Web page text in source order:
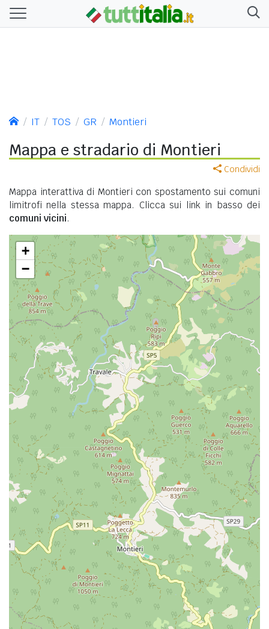
IT TOS GR Montieri
Mappa e stradario di Montieri
Condividi
Mappa interattiva di Montieri con spostamento sui comuni
limitrofi nella stessa mappa. Clicca sui link in basso dei
comuni vicini.
+
−